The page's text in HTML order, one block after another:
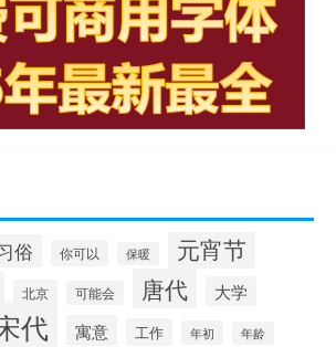
俗 你可以 保暖 元宵节
北京 可能会 唐代
大学
代 寓意 工作 年初 年龄